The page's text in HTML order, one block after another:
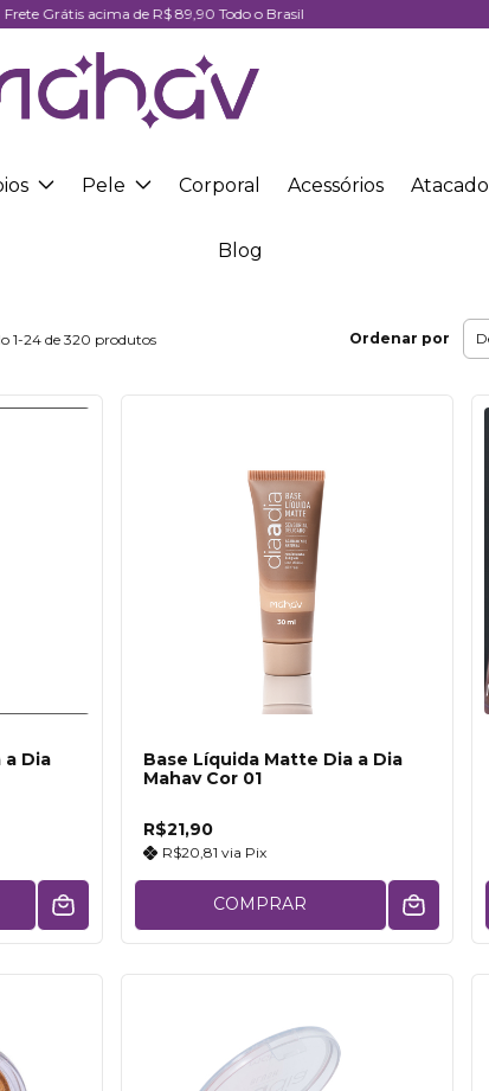
Grátis acima de R$ 89,90 Todo o Brasil
Pele Corporal Acessórios Atacado
Blog
1-24 de 320 produtos Ordenar por
a Dia
Base Líquida Matte Dia a Dia
Mahav Cor 01
R$21,90
R$20,81 via Pix
COMPRAR